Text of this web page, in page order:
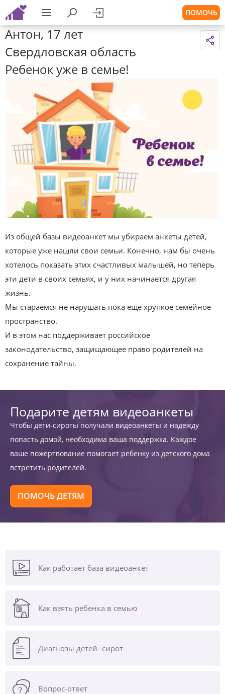
ПОМОЧЬ
Антон, 17 лет
Свердловская область
Ребенок уже в семье!
Из общей базы видеоанкет мы убираем анкеты детей,
которые уже нашли свои семьи. Конечно, нам бы очень
хотелось показать этих счастливых малышей, но теперь
эти дети в своих семьях, и у них начинается другая
жизнь.
Мы стараемся не нарушать пока еще хрупкое семейное
пространство.
И в этом нас поддерживает российское
законодательство, защищающее право родителей на
сохранение тайны.
Подарите детям видеоанкеты
Чтобы дети-сироты получали видеоанкеты и надежду
попасть домой, необходима ваша поддержка. Каждое
ваше пожертвование помогает ребенку из детского дома
встретить родителей.
ПОМОЧЬ ДЕТЯМ
Как работает база видеоанкет
Как взять ребенка в семью
Диагнозы детей- сирот
Вопрос-ответ